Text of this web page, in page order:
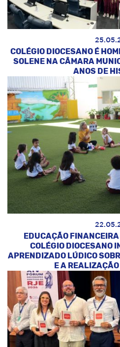
COLÉGIO DIOCESANO É
SOLENE NA CÂMARA
ANOS DE
EDUCAÇÃO
COLÉGIO DIOCESANO
APRENDIZADO LÚDICO
E A